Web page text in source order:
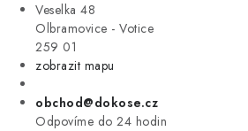
Veselka 48
Olbramovice - Votice
259 01
zobrazit mapu
obchod@dokose.cz
Odpovíme do 24 hodin
VÝPRODEJ
ZNAČKY
Úvod Kontakt Blog